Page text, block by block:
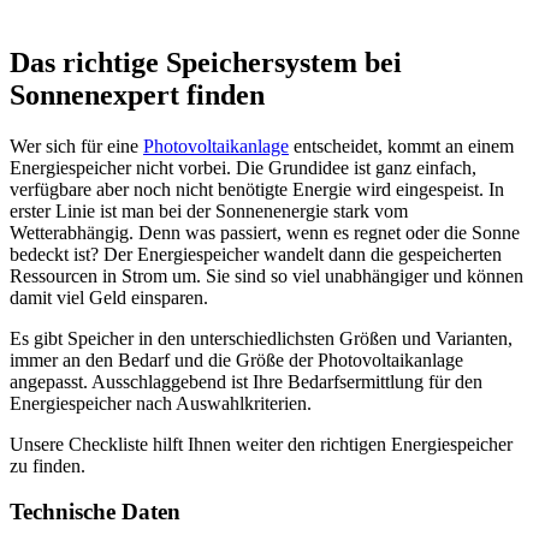
Das richtige Speichersystem bei
Sonnenexpert finden
Wer sich für eine Photovoltaikanlage entscheidet, kommt an einem
Energiespeicher nicht vorbei. Die Grundidee ist ganz einfach,
verfügbare aber noch nicht benötigte Energie wird eingespeist. In
erster Linie ist man bei der Sonnenenergie stark vom
Wetterabhängig. Denn was passiert, wenn es regnet oder die Sonne
bedeckt ist? Der Energiespeicher wandelt dann die gespeicherten
Ressourcen in Strom um. Sie sind so viel unabhängiger und können
damit viel Geld einsparen.
Es gibt Speicher in den unterschiedlichsten Größen und Varianten,
immer an den Bedarf und die Größe der Photovoltaikanlage
angepasst. Ausschlaggebend ist Ihre Bedarfsermittlung für den
Energiespeicher nach Auswahlkriterien.
Unsere Checkliste hilft Ihnen weiter den richtigen Energiespeicher
zu finden.
Technische Daten